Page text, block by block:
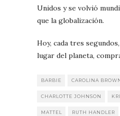
Unidos y se volvió
que la globalización.
Hoy, cada tres
lugar del planeta,
BARBIE CAROLINA
CHARLOTTE JOHNSON
MATTEL RUTH HANDLER